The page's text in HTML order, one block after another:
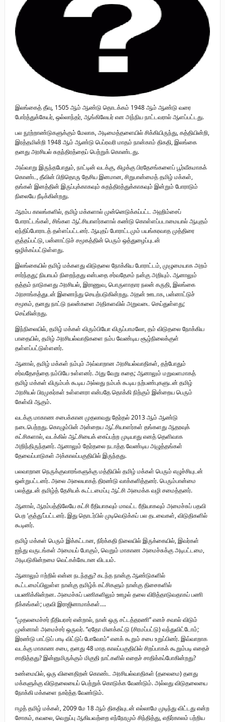
புலிகளின் குரல் பொறுப்பாளர் திரு. தமிழன்பன் (ஜவான்) அவர்களின் புகழ்
வணக்க நிகழ்வும் ‘விடுதலைச் சிற்பி’ நூல் மற்றும் ‘ஜவான் – திடம் குன்றா
தீக்குரல்’ இசைப்பேழை வெளியீடும்.
உரிமைப் போராட்டம் _
நாடாளுமன்ற உறுப்பினர் இராமநாதன் அர்ச்சுனா அவர்களுக்கு நிலவனின்
திறந்த மடல்!
இலங்கைத் தீவு, 1505 ஆம் ஆண்டு தொடக்கம் 1948 ஆம் ஆண்டு வரை
போர்த்துக்கேயர், ஒல்லாந்தர், ஆங்கிலேயர் என அந்நிய நாட்டவரால் ஆளப்பட்டது.
பல நூற்றாண்டுகளுக்கும் ​​மேலாக, அடிமைத்தளையில் சிக்கியிருந்து, கத்தியின்றி,
இரத்தமின்றி 1948 ஆம் ஆண்டு பெப்ரவரி மாதம் நான்காம் திகதி, இலங்கை
தனது அரசியல் சுதந்திரத்தைப் பெற்றுக் கொண்டது.
அவ்வாறு இருந்தபோதும், நாட்டின் வடக்கு, கிழக்கு பிரதேசங்களைப் பூர்வீகமாகக்
கொண்ட, தீவின் பிறிதொரு தேசிய இனமான, சிறுபான்மைத் தமிழ் மக்கள்,
தங்கள் இனத்தின் இருப்புக்காகவும் சுதந்திரத்துக்காகவும் இன்றும் போராடும்
நிலையே நீடிக்கின்றது.
ஆரம்ப காலங்களில், தமிழ் மக்களால் முன்னெடுக்கப்பட்ட அஹிம்சைப்
போராட்டங்கள், சிங்கள ஆட்சியாளர்களால் கண்டு கொள்ளப்படாமையால் ஆயுதம்
ஏந்திப்போராடத் தள்ளப்பட்டனர். ஆயுதப் போராட்டமும் பயங்கரவாத முத்திரை
குத்தப்பட்டு, பன்னாட்டுச் சமூகத்தின் பெரும் ஒத்துழைப்புடன்
ஒழிக்கப்பட்டுள்ளது.
இலங்கையில் தமிழ் மக்களது விடுதலை நோக்கிய போராட்டம், முழுமையாக அறம்
சார்ந்தது; நியாயம் நிறைந்தது என்பதை சர்வதேசம் நன்கு அறியும். ஆனாலும்
தத்தம் நாடுகளது அரசியல், இராணுவ, பொருளாதார நலன் கருதி, இலங்கை
அரசாங்கத்துடன் இணைந்து செயற்படுகின்றது. அதன் ஊடாக, பன்னாட்டுச்
சமூகம், தனது நாட்டு நலன்களை அதிகளவில் அறுவடை செய்துள்ளது;
செய்கின்றது.
இந்நிலையில், தமிழ் மக்கள் விரும்பியோ விருப்பாமலோ, தம் விடுதலை நோக்கிய
பாதையில், தமிழ் அரசியல்வாதிகளை நம்ப வேண்டிய சூழ்நிலைக்குள்
தள்ளப்பட்டுள்ளனர்.
ஆனால், தமிழ் மக்கள் நம்பும் அவ்வாறான அரசியல்வாதிகள், தற்போதும்
சர்வதேசத்தை நம்பியே உள்ளனர். அது வேறு கதை; ஆனாலும் மறுவளமாகத்
தமிழ் மக்கள் விரும்பக் கூடிய அல்லது நம்பக் கூடிய நற்பண்புகளுடன் தமிழ்
அரசியல் பிரமுகர்கள் உள்ளனரா என்பதே தொக்கி நிற்கும் இன்றைய பெரும்
கேள்வி ஆகும்.
வடக்கு மாகாண சபைக்கான முதலாவது தேர்தல் 2013 ஆம் ஆண்டு
நடைபெற்றது. கொழும்பின் அன்றைய ஆட்சியாளர்கள் தங்களது ஆதரவுக்
கட்சிகளால், வடக்கில் ஆட்சியைக் கைப்பற்ற முடியாது எனத் தெளிவாக
அறிந்திருந்தனர். ஆனாலும் தேர்தலை நடாத்த வேண்டிய அழுத்தங்கள்
தேவைப்பாடுகள் அக்காலப்பகுதியில் இருந்தது.
பலவாறான நெருக்குவாரங்களுக்கு மத்தியில் தமிழ் மக்கள் பெரும் எழுச்சியுடன்
ஒன்றுபட்டனர். அலை அலையாகத் திரண்டு வாக்களித்தனர். பெரும்பான்மை
பலத்துடன் தமிழ்த் தேசியக் கூட்டமைப்பு ஆட்சி அமைக்க வழி சமைத்தனர்.
ஆனால், ஆரம்பத்திலேயே கட்சி ரீதியாகவும் மாவட்ட ரீதியாகவும் அமைச்சுப் பதவி
பெற ‘குத்து’ப்பட்டனர். இது தொடர்பில் முடிவெடுக்கப் பல தடவைகள், விடுதிகளில்
கூடினர்.
தமிழ் மக்கள் பெரும் இக்கட்டான, நிர்க்கதி நிலையில் இருக்கையில், இவர்கள்
ஐந்து வருடங்கள் அமையப் போகும், வெறும் மாகாண அமைச்சுக்கு அடிபட்டமை,
அடிபடுகின்றமை வெட்கக்கேடான விடயம்.
ஆனாலும் ஈற்றில் என்ன நடந்தது? கடந்த நான்கு ஆண்டுகளில்
கூட்டமைப்பிலுள்ள நான்கு தமிழ்க் கட்சிகளும் நான்கு திசைகளில்
பயணிக்கின்றன. அமைச்சுப் பணிகளிலும் ஊழல் தலை விரித்தாடுவதாகப் பணி
நீக்கங்கள்; பதவி இராஜினாமாக்கள்….
“முதலமைச்சர் நீதியரசர் என்றால், நான் ஒரு சட்டத்தரணி” எனச் சவால் விடும்
முன்னாள் அமைச்சர் ஒருவர். “ஏதோ மினக்கட்டு (சிரமப்பட்டு) வந்துவிட்டோம்;
இரண்டு பாட்டுப் பாடி விட்டுப் போவோம்” எனக் கூறும் சபை உறுப்பினர். இவ்வாறாக
வடக்கு மாகாண சபை, தனது 48 மாத காலப்பகுதியில் சிறப்பாகக் கூறும்படி எதைச்
சாதித்தது? இன்னுமிருக்கும் மிகுதி நாட்களில் எதைச் சாதிக்கப்போகின்றது?
உண்மையில், ஒரு வினைதிறன் கொண்ட அரசியல்வாதிகள் (தலைமை) தனது
மக்களுக்கு விடுதலையைப் பெற்றுக் கொடுக்க வேண்டும். அல்லது விடுதலையை
நோக்கி மக்களை நகர்த்த வேண்டும்.
ஈழத் தமிழ் மக்கள், 2009 மே 18 ஆம் திகதியுடன் எல்லாமே முடிந்து விட்டது என்ற
சோகம், கவலை, வெறுப்பு ஆகியவற்றை எந்நேரமும் சிந்தித்து, எதிர்காலம் பற்றிய